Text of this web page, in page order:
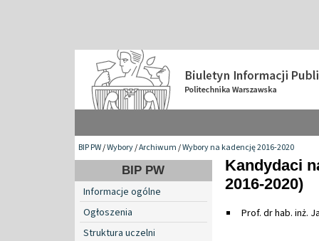
BIP PW/Wybory/Archiwum/Wybory na kadencję 2016-2020
BIP PW
Informacje ogólne
Ogłoszenia
Struktura uczelni
Kandydaci
2016-2020)
Prof. dr hab. inż.